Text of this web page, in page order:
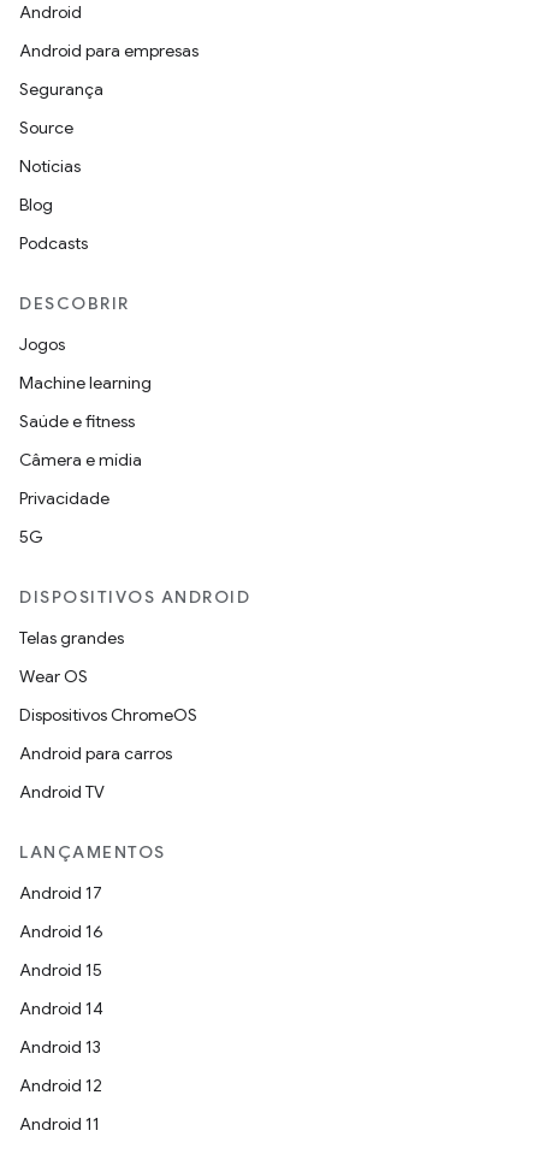
Android
Android para empresas
Segurança
Source
Notícias
Blog
Podcasts
DESCOBRIR
Jogos
Machine learning
Saúde e fitness
Câmera e mídia
Privacidade
5G
DISPOSITIVOS ANDROID
Telas grandes
Wear OS
Dispositivos ChromeOS
Android para carros
Android TV
LANÇAMENTOS
Android 17
Android 16
Android 15
Android 14
Android 13
Android 12
Android 11